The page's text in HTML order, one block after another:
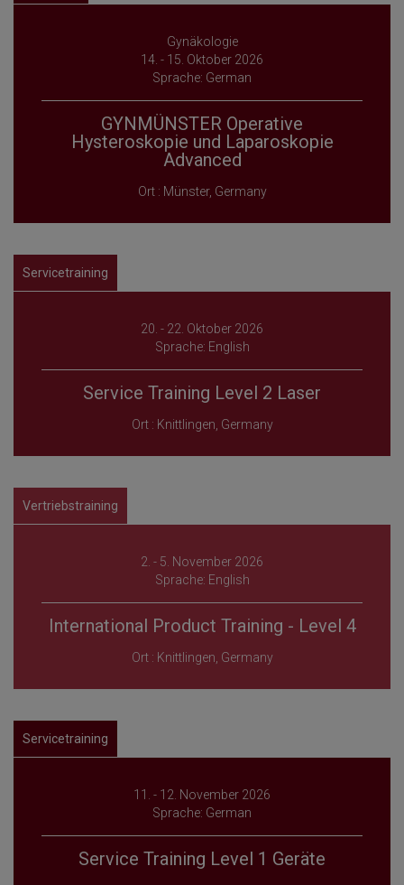
Gynäkologie
14. - 15. Oktober 2026
Sprache: German
GYNMÜNSTER Operative
Hysteroskopie und Laparoskopie
Advanced
Ort : Münster, Germany
Servicetraining
20. - 22. Oktober 2026
Sprache: English
Service Training Level 2 Laser
Ort : Knittlingen, Germany
Vertriebstraining
2. - 5. November 2026
Sprache: English
International Product Training - Level 4
Ort : Knittlingen, Germany
Servicetraining
11. - 12. November 2026
Sprache: German
Service Training Level 1 Geräte